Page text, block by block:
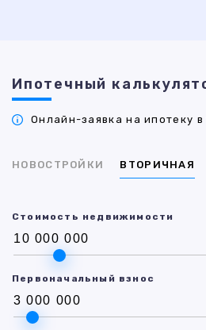
Ипотечный
Онлайн-заявка на ипотеку в
НОВОСТРОЙКИ ВТОРИЧНАЯ
Стоимость недвижимости
Первоначальный взнос